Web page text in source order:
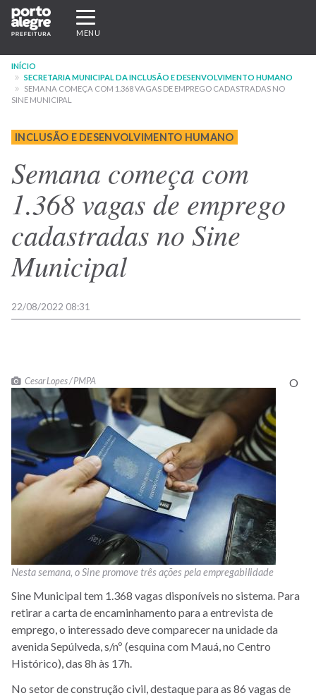
Pular
para
conteúdo
principal
Expandir/recolher
navegação
MENU
INÍCIO
SECRETARIA MUNICIPAL DA INCLUSÃO E DESENVOLVIMENTO HUMANO
SEMANA COMEÇA COM 1.368 VAGAS DE EMPREGO CADASTRADAS NO
SINE MUNICIPAL
INCLUSÃO E DESENVOLVIMENTO HUMANO
Semana começa com
1.368 vagas de emprego
cadastradas no Sine
Municipal
22/08/2022 08:31
Cesar Lopes / PMPA
Nesta semana, o Sine promove três ações pela empregabilidade
O
Sine Municipal tem 1.368 vagas disponíveis no sistema. Para
retirar a carta de encaminhamento para a entrevista de
emprego, o interessado deve comparecer na unidade da
avenida Sepúlveda, s/nº (esquina com Mauá, no Centro
Histórico), das 8h às 17h.
No setor de construção civil, destaque para as 86 vagas de